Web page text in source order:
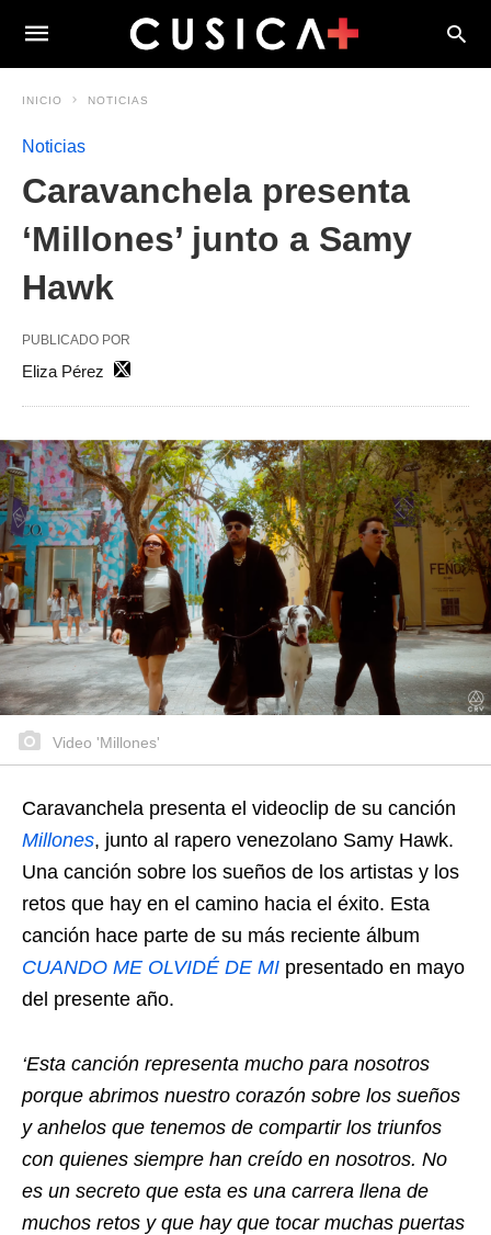
INICIO NOTICIAS
Noticias
Caravanchela presenta
‘Millones’ junto a Samy
Hawk
PUBLICADO POR
Eliza Pérez
Video 'Millones'
Caravanchela presenta el videoclip de su canción
Millones, junto al rapero venezolano Samy Hawk.
Una canción sobre los sueños de los artistas y los
retos que hay en el camino hacia el éxito. Esta
canción hace parte de su más reciente álbum
CUANDO ME OLVIDÉ DE MI presentado en mayo
del presente año.
‘Esta canción representa mucho para nosotros
porque abrimos nuestro corazón sobre los sueños
y anhelos que tenemos de compartir los triunfos
con quienes siempre han creído en nosotros. No
es un secreto que esta es una carrera llena de
muchos retos y que hay que tocar muchas puertas